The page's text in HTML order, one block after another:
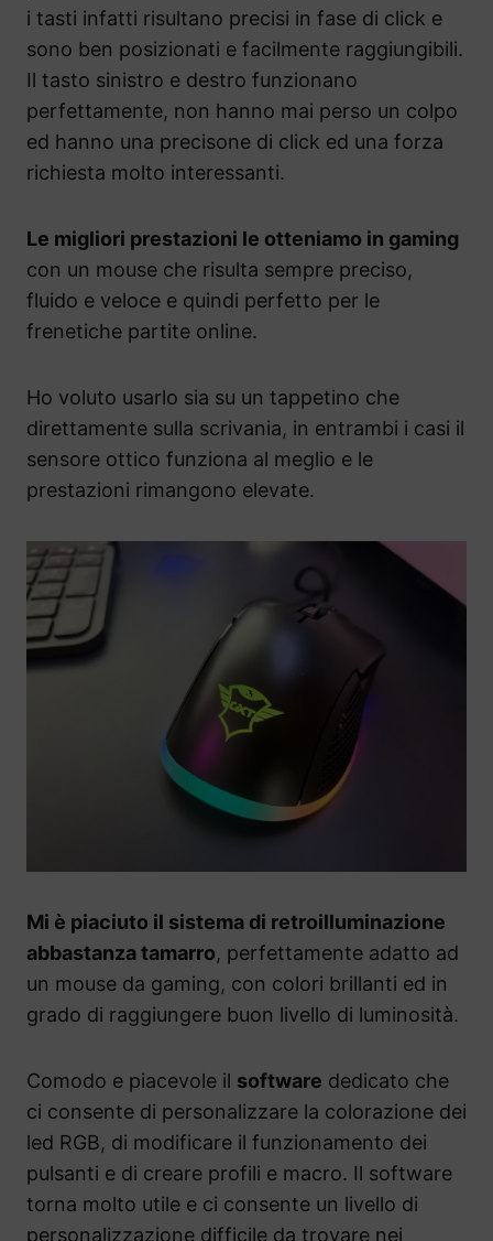
i tasti infatti risultano precisi in fase di click e
sono ben posizionati e facilmente raggiungibili.
Il tasto sinistro e destro funzionano
perfettamente, non hanno mai perso un colpo
ed hanno una precisone di click ed una forza
richiesta molto interessanti.
Le migliori prestazioni le otteniamo in gaming
con un mouse che risulta sempre preciso,
fluido e veloce e quindi perfetto per le
frenetiche partite online.
Ho voluto usarlo sia su un tappetino che
direttamente sulla scrivania, in entrambi i casi il
sensore ottico funziona al meglio e le
prestazioni rimangono elevate.
Mi è piaciuto il sistema di retroilluminazione
abbastanza tamarro, perfettamente adatto ad
un mouse da gaming, con colori brillanti ed in
grado di raggiungere buon livello di luminosità.
Comodo e piacevole il software dedicato che
ci consente di personalizzare la colorazione dei
led RGB, di modificare il funzionamento dei
pulsanti e di creare profili e macro. Il software
torna molto utile e ci consente un livello di
personalizzazione difficile da trovare nei